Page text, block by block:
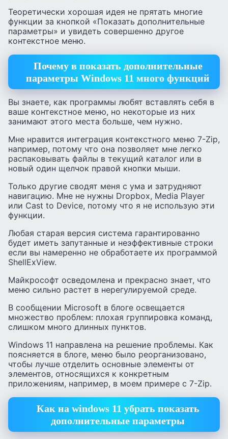
Теоретически хорошая идея не прятать многие
функции за кнопкой «Показать дополнительные
параметры» и увидеть совершенно другое
контекстное меню.
Почему в показать дополнительные
параметры Windows 11 много функций
Вы знаете, как программы любят вставлять себя в
ваше контекстное меню, но некоторые из них
занимают этого места больше, чем нужно.
Мне нравится интеграция контекстного меню 7-Zip,
например, потому что она позволяет мне легко
распаковывать файлы в текущий каталог или в
новый один щелчок правой кнопки мыши.
Только другие сводят меня с ума и затрудняют
навигацию. Мне не нужны Dropbox, Media Player
или Cast to Device, потому что я не использую эти
функции.
Любая старая версия система гарантированно
будет иметь запутанные и неэффективные строки
если вы намеренно не обработаете их программой
ShellExView.
Майкрософт осведомлена и прекрасно знает, что
меню сильно растет в нерегулируемой среде.
В сообщении Microsoft в блоге освещается
множество проблем: плохая группировка команд,
слишком много длинных пунктов.
Windows 11 направлена на решение проблемы. Как
поясняется в блоге, меню было реорганизовано,
чтобы лучше отделить основные элементы от
элементов, относящихся к конкретным
приложениям, например, в моем примере с 7-Zip.
Как на windows 11 убрать показать
дополнительные параметры